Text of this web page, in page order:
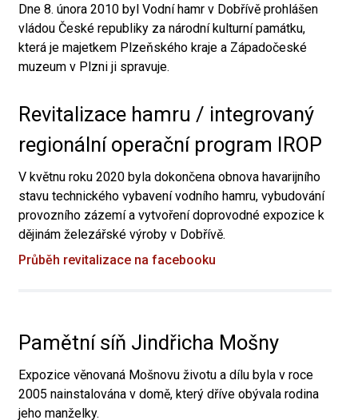
Dne 8. února 2010 byl Vodní hamr v Dobřívě prohlášen
vládou České republiky za národní kulturní památku,
která je majetkem Plzeňského kraje a Západočeské
muzeum v Plzni ji spravuje.
Revitalizace hamru / integrovaný
regionální operační program IROP
V květnu roku 2020 byla dokončena obnova havarijního
stavu technického vybavení vodního hamru, vybudování
provozního zázemí a vytvoření doprovodné expozice k
dějinám železářské výroby v Dobřívě.
Průběh revitalizace na facebooku
Pamětní síň Jindřicha Mošny
Expozice věnovaná Mošnovu životu a dílu byla v roce
2005 nainstalována v domě, který dříve obývala rodina
jeho manželky.